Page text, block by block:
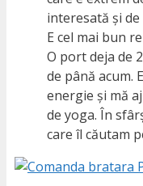
interesată și
E cel mai bun
O port deja de
de până acum.
energie și mă
de yoga. În
care îl căutam